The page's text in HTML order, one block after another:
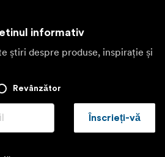
informativ
știri despre produse, inspirație și
Revânzător
Înscrieți-vă